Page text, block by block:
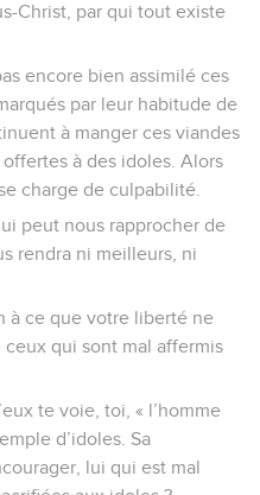
Christ, par qui tout existe
encore bien assimilé ces
par leur habitude de
à manger ces viandes
à des idoles. Alors
charge de culpabilité.
peut nous rapprocher de
rendra ni meilleurs, ni
à ce que votre liberté ne
qui sont mal affermis
te voie, toi, « l’homme
d’idoles. Sa
lui qui est mal